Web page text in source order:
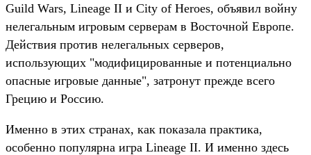
Guild Wars, Lineage II и City of Heroes, объявил войну
нелегальным игровым серверам в Восточной Европе.
Действия против нелегальных серверов,
использующих "модифицированные и потенциально
опасные игровые данные", затронут прежде всего
Грецию и Россию.
Именно в этих странах, как показала практика,
особенно популярна игра Lineage II. И именно здесь